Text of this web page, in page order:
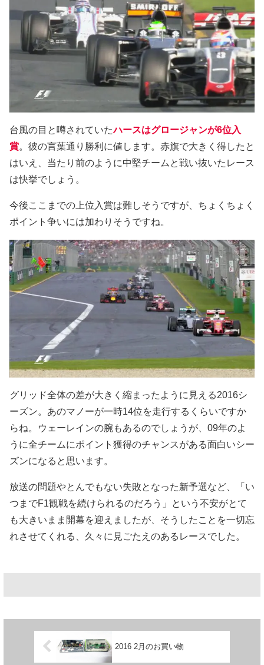
台風の目と噂されていたハースはグロージャンが6位入
賞。彼の言葉通り勝利に値します。赤旗で大きく得したと
はいえ、当たり前のように中堅チームと戦い抜いたレース
は快挙でしょう。
今後ここまでの上位入賞は難しそうですが、ちょくちょく
ポイント争いには加わりそうですね。
グリッド全体の差が大きく縮まったように見える2016シ
ーズン。あのマノーが一時14位を走行するくらいですか
らね。ウェーレインの腕もあるのでしょうが、09年のよ
うに全チームにポイント獲得のチャンスがある面白いシー
ズンになると思います。
放送の問題やとんでもない失敗となった新予選など、「い
つまでF1観戦を続けられるのだろう」という不安がとて
も大きいまま開幕を迎えましたが、そうしたことを一切忘
れさせてくれる、久々に見ごたえのあるレースでした。
2016 2月のお買い物